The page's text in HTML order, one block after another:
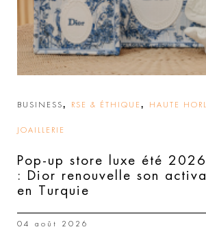
BUSINESS, RSE & ÉTHIQUE , HAUTE
JOAILLERIE
Pop-up store luxe été
: Dior renouvelle son
en Turquie
04 août 2026